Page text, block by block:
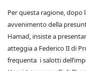
Per questa ragione, dopo
avvenimento della
Hamad, insiste a
atteggia a Federico II di
frequenta i salotti